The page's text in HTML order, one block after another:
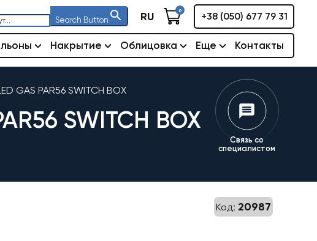
Search Button RU 0
+38 (050) 677 79 31
Накрытие Облицовка Еще Контакты
GAS PAR56 SWITCH BOX
SWITCH BOX
Связь со
специалистом
Код: 20987